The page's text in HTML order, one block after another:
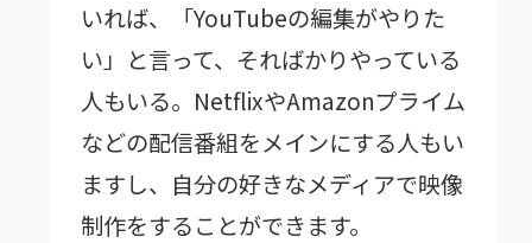
いれば、「YouTubeの編集がやりた
い」と言って、そればかりやっている
人もいる。NetflixやAmazonプライム
などの配信番組をメインにする人もい
ますし、自分の好きなメディアで映像
制作をすることができます。